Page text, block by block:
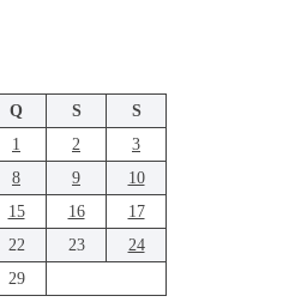
Q S
S
1
2
3
8 9
10
15 16
17
22 23
24
29